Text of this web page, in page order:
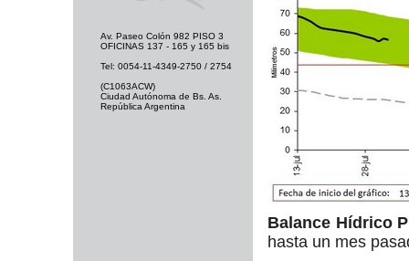
Balance Hídrico
hasta un mes
Av. Paseo Colón 982 PISO 3
OFICINAS 137 - 165 y 165 bis
Tel: 0054-11-4349-2750 / 2754
(C1063ACW)
Ciudad Autónoma de Bs. As.
República Argentina